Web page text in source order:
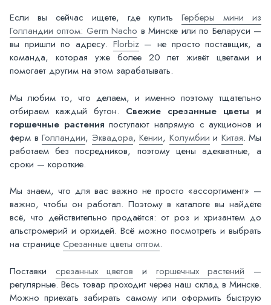
Если вы сейчас ищете, где купить Герберы мини из
Голландии оптом: Germ Nacho в Минске или по Беларуси —
вы пришли по адресу. Florbiz— не просто поставщик, а
команда, которая уже более 20 лет живёт цветами и
помогает другим на этом зарабатывать.
Мы любим то, что делаем, и именно поэтому тщательно
отбираем каждый бутон. Свежие срезанные цветы и
горшечные растения поступают напрямую с аукционов и
ферм в Голландии, Эквадора, Кении, Колумбии и Китая. Мы
работаем без посредников, поэтому цены адекватные, а
сроки — короткие.
Мы знаем, что для вас важно не просто «ассортимент» —
важно, чтобы он работал. Поэтому в каталоге вы найдёте
всё, что действительно продаётся: от роз и хризантем до
альстромерий и орхидей. Всё можно посмотреть и выбрать
на странице Срезанные цветы оптом.
Поставки срезанных цветов и горшечных растений —
регулярные. Весь товар проходит через наш склад в Минске.
Можно приехать забирать самому или оформить быструю